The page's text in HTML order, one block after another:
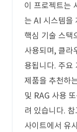
이 프로젝트는
는 AI 시스템을
핵심 기술 스
사용되며, 클라
용됩니다. 주요
제품을 추천하
및 RAG 사용
려 있습니다.
사이트에서 유